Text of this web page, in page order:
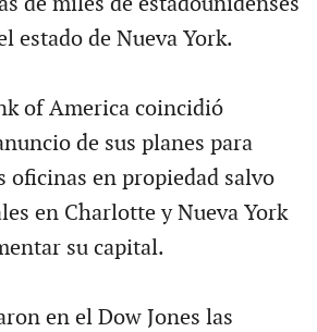
estado de Nueva York.
of America coincidió
de sus planes para
oficinas en propiedad salvo
en Charlotte y Nueva York
su capital.
en el Dow Jones las